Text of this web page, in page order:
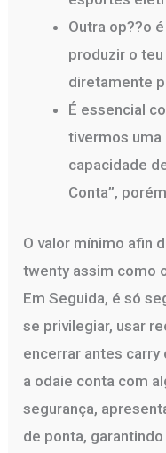
Outra op??o
produzir o
diretamente
É essencial
tivermos uma
capacidade
Conta”,
O valor mínimo afin
twenty assim como
Em Seguida, é só
se privilegiar, usar
encerrar antes carry
a odaie conta com
segurança,
de ponta,